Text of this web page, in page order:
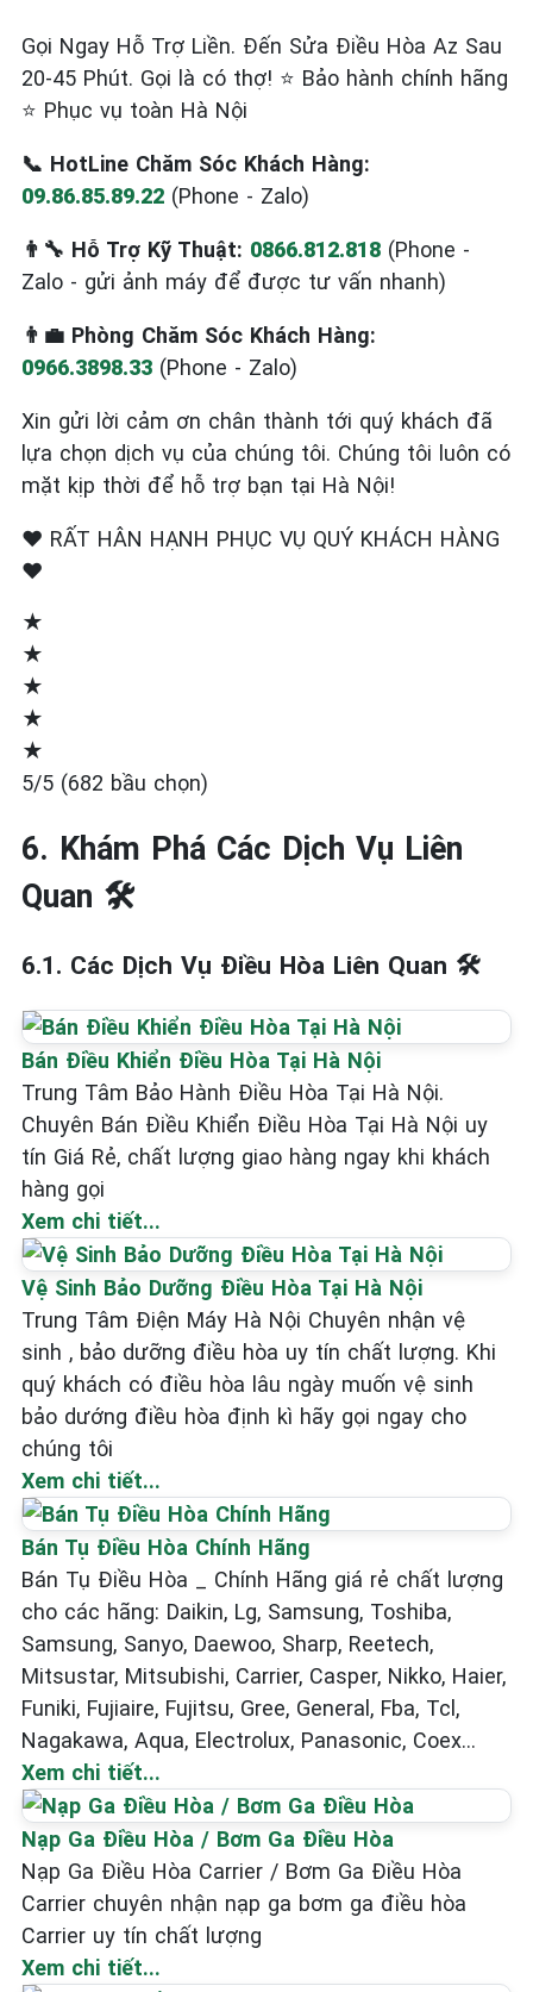
Gọi Ngay Hỗ Trợ Liền. Đến Sửa Điều Hòa Az Sau
20-45 Phút. Gọi là có thợ! ⭐ Bảo hành chính hãng
⭐ Phục vụ toàn Hà Nội
📞 HotLine Chăm Sóc Khách Hàng:
09.86.85.89.22 (Phone - Zalo)
👨‍🔧 Hỗ Trợ Kỹ Thuật: 0866.812.818 (Phone -
Zalo - gửi ảnh máy để được tư vấn nhanh)
👨‍💼 Phòng Chăm Sóc Khách Hàng:
0966.3898.33 (Phone - Zalo)
Xin gửi lời cảm ơn chân thành tới quý khách đã
lựa chọn dịch vụ của chúng tôi. Chúng tôi luôn có
mặt kịp thời để hỗ trợ bạn tại Hà Nội!
❤️ RẤT HÂN HẠNH PHỤC VỤ QUÝ KHÁCH HÀNG
❤️
★
★
★
★
★
5/5 (682 bầu chọn)
6. Khám Phá Các Dịch Vụ Liên
Quan 🛠️
6.1. Các Dịch Vụ Điều Hòa Liên Quan 🛠️
Bán Điều Khiển Điều Hòa Tại Hà Nội
Trung Tâm Bảo Hành Điều Hòa Tại Hà Nội.
Chuyên Bán Điều Khiển Điều Hòa Tại Hà Nội uy
tín Giá Rẻ, chất lượng giao hàng ngay khi khách
hàng gọi
Xem chi tiết...
Vệ Sinh Bảo Dưỡng Điều Hòa Tại Hà Nội
Trung Tâm Điện Máy Hà Nội Chuyên nhận vệ
sinh , bảo dưỡng điều hòa uy tín chất lượng. Khi
quý khách có điều hòa lâu ngày muốn vệ sinh
bảo dướng điều hòa định kì hãy gọi ngay cho
chúng tôi
Xem chi tiết...
Bán Tụ Điều Hòa Chính Hãng
Bán Tụ Điều Hòa _ Chính Hãng giá rẻ chất lượng
cho các hãng: Daikin, Lg, Samsung, Toshiba,
Samsung, Sanyo, Daewoo, Sharp, Reetech,
Mitsustar, Mitsubishi, Carrier, Casper, Nikko, Haier,
Funiki, Fujiaire, Fujitsu, Gree, General, Fba, Tcl,
Nagakawa, Aqua, Electrolux, Panasonic, Coex…
Xem chi tiết...
Nạp Ga Điều Hòa / Bơm Ga Điều Hòa
Nạp Ga Điều Hòa Carrier / Bơm Ga Điều Hòa
Carrier chuyên nhận nạp ga bơm ga điều hòa
Carrier uy tín chất lượng
Xem chi tiết...